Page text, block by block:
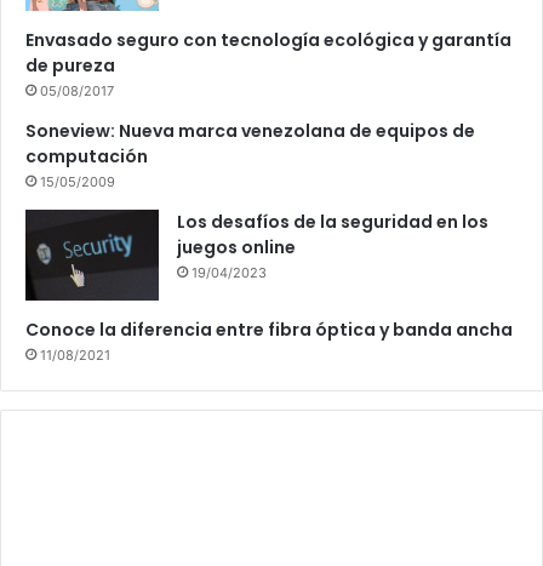
Envasado seguro con tecnología ecológica y garantía
de pureza
05/08/2017
Soneview: Nueva marca venezolana de equipos de
computación
15/05/2009
Los desafíos de la seguridad en los
juegos online
19/04/2023
Conoce la diferencia entre fibra óptica y banda ancha
11/08/2021